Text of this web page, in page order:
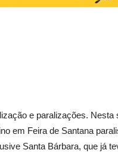
e paralizações.
em Feira de Santana
Santa Bárbara, que já